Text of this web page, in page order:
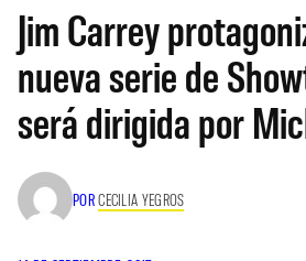
Jim Carrey
nueva serie de
será dirigida por
PORCECILIA YEGROS